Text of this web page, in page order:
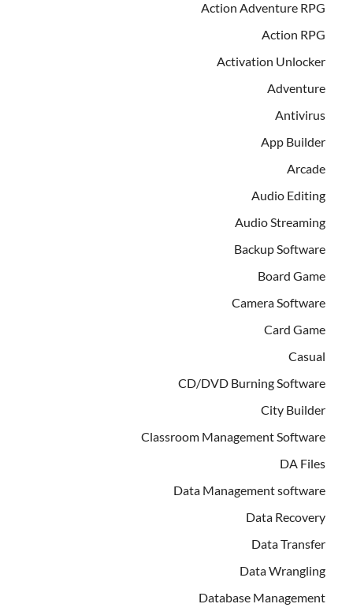
Action Adventure RPG
Action RPG
Activation Unlocker
Adventure
Antivirus
App Builder
Arcade
Audio Editing
Audio Streaming
Backup Software
Board Game
Camera Software
Card Game
Casual
CD/DVD Burning Software
City Builder
Classroom Management Software
DA Files
Data Management software
Data Recovery
Data Transfer
Data Wrangling
Database Management